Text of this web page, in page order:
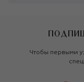
Чтобы первыми